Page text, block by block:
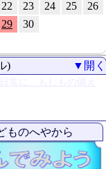
22 23 24 25
26
29 30
) ▼開く
ものへやから